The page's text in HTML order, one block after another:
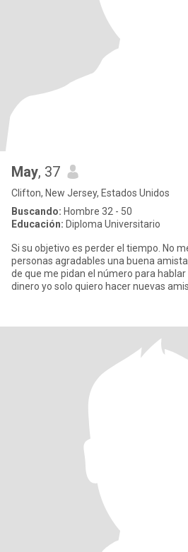
May, 37
Clifton, New Jersey, Estados Unidos
Buscando: Hombre 32 - 50
Educación: Diploma Universitario
Si su objetivo es perder el tiempo. No me escribas busco conocer
personas agradables una buena
de que me pidan el número para hablar de sexo a cambio de
dinero yo solo quiero hacer nuevas